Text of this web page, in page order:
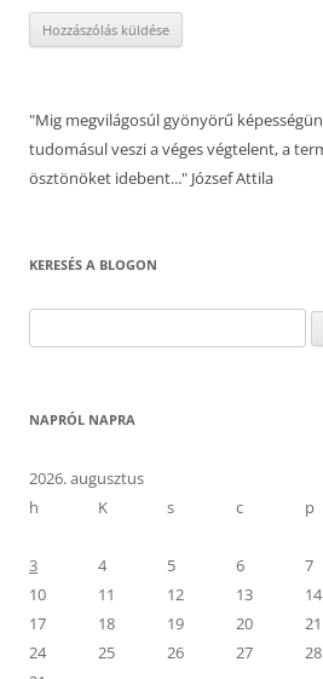
"Mig megvilágosúl gyönyörű
tudomásul veszi a véges végtelent, a
ösztönöket idebent..." József Attila
KERESÉS A BLOGON
NAPRÓL NAPRA
2026. augusztus
h
K s c p
3
4 5 6 7
10
11 12 13 14
17
18 19 20 21
24
25 26 27 28